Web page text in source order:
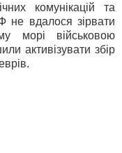
комунікацій та
не вдалося зірвати
морі військовою
активізувати збір